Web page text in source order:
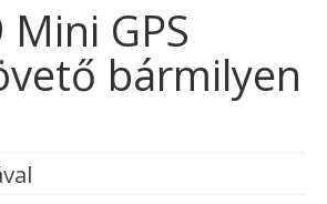
Mini GPS
bármilyen